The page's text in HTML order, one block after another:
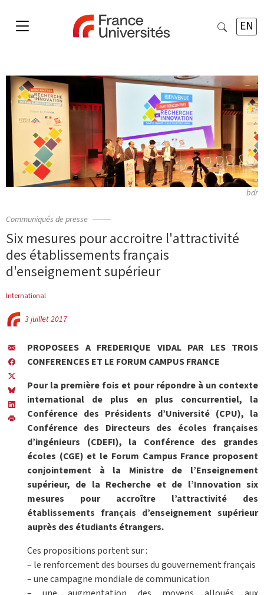
EN
bdr
Communiqués de presse
Six mesures pour accroitre l'attractivité
des établissements français
d'enseignement supérieur
International
3 juillet 2017
PROPOSEES A FREDERIQUE VIDAL PAR LES TROIS
CONFERENCES ET LE FORUM CAMPUS FRANCE
Pour la première fois et pour répondre à un contexte
international de plus en plus concurrentiel, la
Conférence des Présidents d’Université (CPU), la
Conférence des Directeurs des écoles françaises
d’ingénieurs (CDEFI), la Conférence des grandes
écoles (CGE) et le Forum Campus France proposent
conjointement à la Ministre de l’Enseignement
supérieur, de la Recherche et de l’Innovation six
mesures pour accroître l’attractivité des
établissements français d’enseignement supérieur
auprès des étudiants étrangers.
Ces propositions portent sur :
– le renforcement des bourses du gouvernement français
– une campagne mondiale de communication